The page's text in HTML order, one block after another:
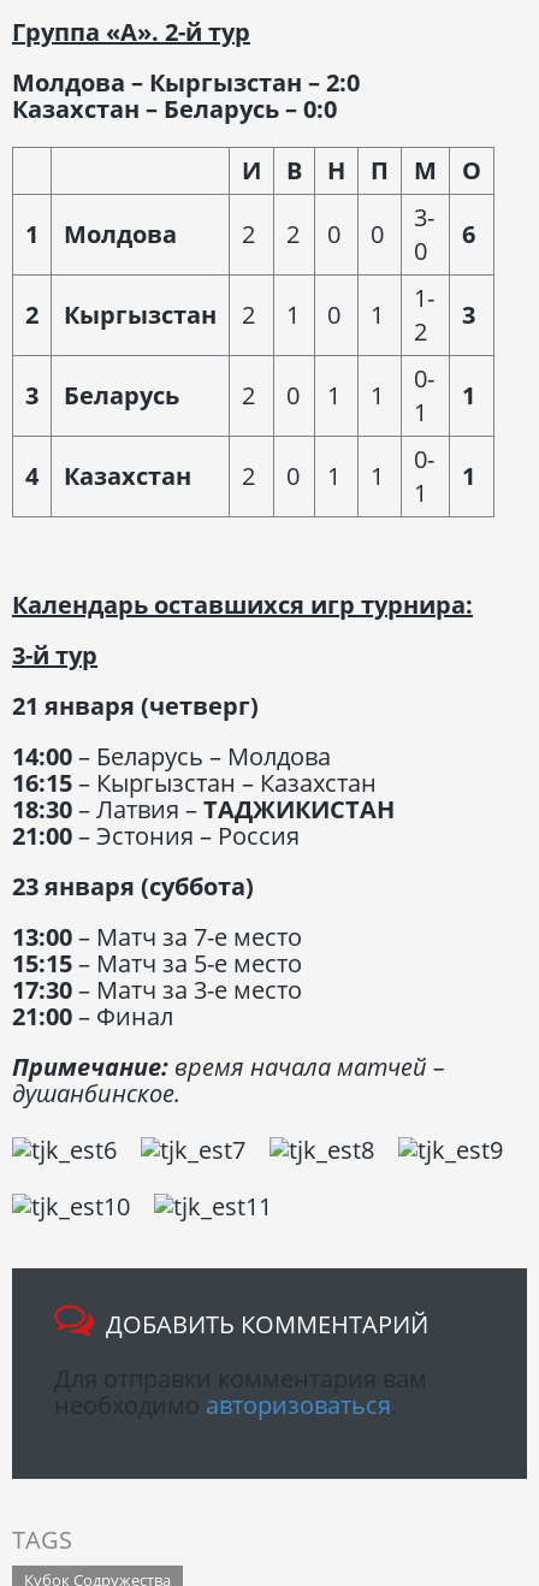
Группа «А». 2-й тур
Молдова – Кыргызстан – 2:0
Казахстан – Беларусь – 0:0
И
В Н П М
О
1
Молдова 2 2 0 0
3-
0
6
2 Кыргызстан 2 1 0 1
1-
2
3
3 Беларусь 2 0 1 1
0-
1
1
4 Казахстан 2 0 1 1
0-
1
1
Календарь оставшихся игр турнира:
3-й тур
21 января (четверг)
14:00– Беларусь – Молдова
16:15– Кыргызстан – Казахстан
18:30– Латвия –ТАДЖИКИСТАН
21:00– Эстония – Россия
23 января (суббота)
13:00– Матч за 7-е место
15:15– Матч за 5-е место
17:30– Матч за 3-е место
21:00– Финал
Примечание: время начала матчей –
душанбинское.
ДОБАВИТЬ КОММЕНТАРИЙ
авторизоваться
TAGS
Кубок Содружества